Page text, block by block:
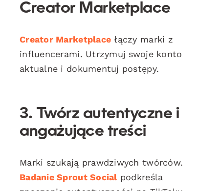
Creator Marketplace
Creator Marketplace łączy marki z
influencerami. Utrzymuj swoje konto
aktualne i dokumentuj postępy.
3. Twórz autentyczne i
angażujące treści
Marki szukają prawdziwych twórców.
Badanie Sprout Social podkreśla